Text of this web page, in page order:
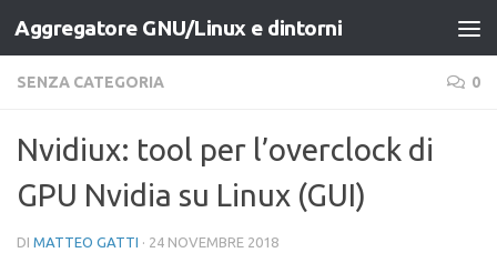
Salta al contenuto
Aggregatore GNU/Linux e dintorni
SENZA CATEGORIA 0
Nvidiux: tool per l’overclock di
GPU Nvidia su Linux (GUI)
DI MATTEO GATTI · 24 NOVEMBRE 2018